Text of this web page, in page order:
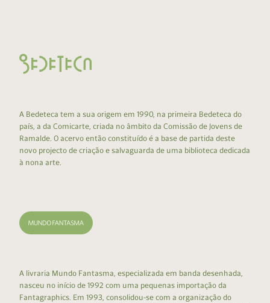
A Bedeteca tem a sua origem em 1990, na primeira Bedeteca do
país, a da Comicarte, criada no âmbito da Comissão de Jovens de
Ramalde. O acervo então constituído é a base de partida deste
novo projecto de criação e salvaguarda de uma biblioteca dedicada
à nona arte.
A livraria Mundo Fantasma, especializada em banda desenhada,
nasceu no início de 1992 com uma pequenas importação da
Fantagraphics. Em 1993, consolidou-se com a organização do